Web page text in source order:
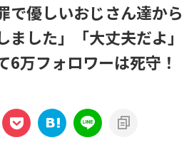
で優しいおじさん達から
ました」「大丈夫だよ」
6万フォロワーは死守！